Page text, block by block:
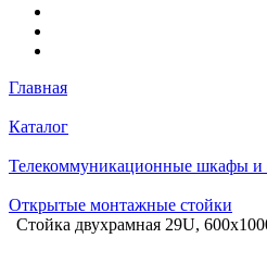
Главная
Каталог
Телекоммуникационные шкафы и
Открытые монтажные стойки
Стойка двухрамная 29U,